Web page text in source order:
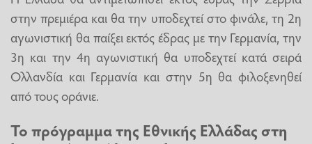
στην πρεμιέρα και θα την υποδεχτεί στο φινάλε, τη 2η
αγωνιστική θα παίξει εκτός έδρας με την Γερμανία, την
3η και την 4η αγωνιστική θα υποδεχτεί κατά σειρά
Ολλανδία και Γερμανία και στην 5η θα φιλοξενηθεί
από τους οράνιε.
Το πρόγραμμα της Εθνικής Ελλάδας στη